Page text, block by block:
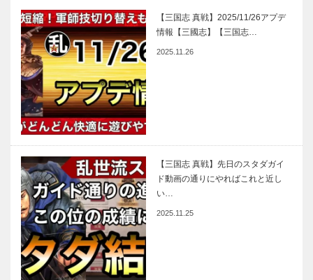
【三国志 真戦】2025/11/26アプデ
情報【三國志】【三国志…
2025.11.26
【三国志 真戦】先日のスタダガイ
ド動画の通りにやればこれと近し
い…
2025.11.25